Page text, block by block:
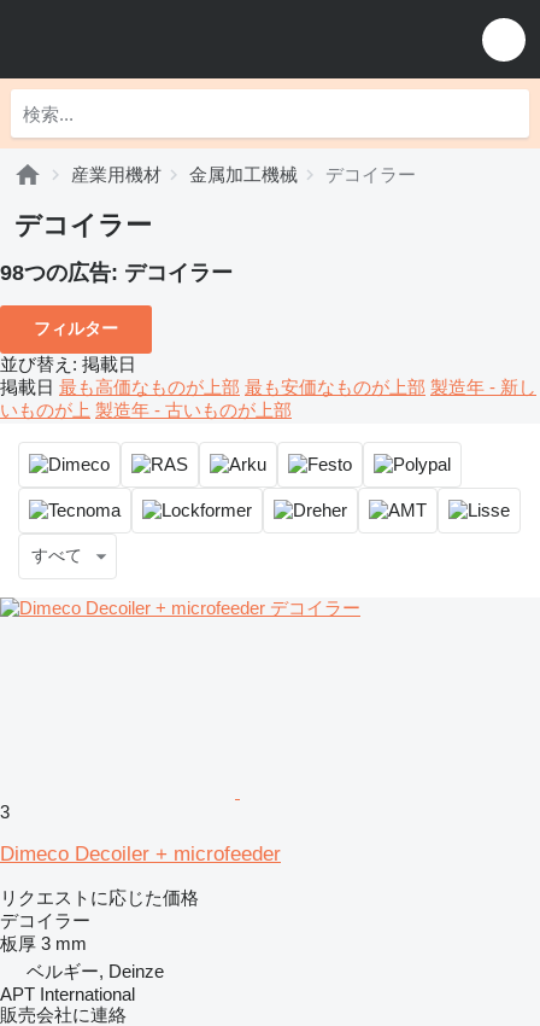
産業用機材 金属加工機械 デコイラー
デコイラー
98つの広告: デコイラー
フィルター
並び替え : 掲載日
掲載日 最も高価なものが上部 最も安価なものが上部 製造年 - 新し
いものが上 製造年 - 古いものが上部
すべて
3
Dimeco Decoiler + microfeeder
リクエストに応じた価格
デコイラー
板厚 3 mm
ベルギー, Deinze
APT International
販売会社に連絡